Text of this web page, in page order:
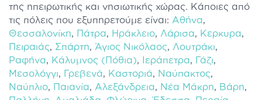
της ηπειρωτικής και νησιωτικής χώρας. Κάποιες από
τις πόλεις που εξυπηρετούμε είναι: Αθήνα,
Θεσσαλονίκη, Πάτρα, Ηράκλειο, Λάρισα, Κερκυρα,
Πειραιάς, Σπάρτη, Άγιος Νικόλαος, Λουτράκι,
Ραφήνα, Κάλυμνος (Πόθια), Ιεράπετρα, Γάζι,
Μεσολόγγι, Γρεβενά, Καστοριά, Ναύπακτος,
Ναύπλιο, Παιανία, Αλεξάνδρεια, Νέα Μάκρη, Βάρη,